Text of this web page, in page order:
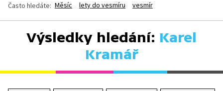
Často hledáte: Měsíc lety do vesmíru vesmír
Výsledky hledání: Karel
Kramář